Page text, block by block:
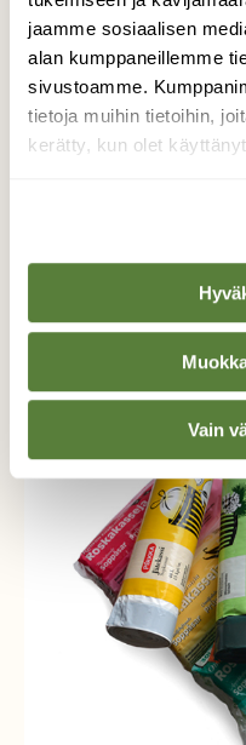
jaamme sosiaalisen
alan kumppaneillemme
sivustoamme.
tietoja muihin tietoihin,
kerätty, kun olet
Vain
Vuoden